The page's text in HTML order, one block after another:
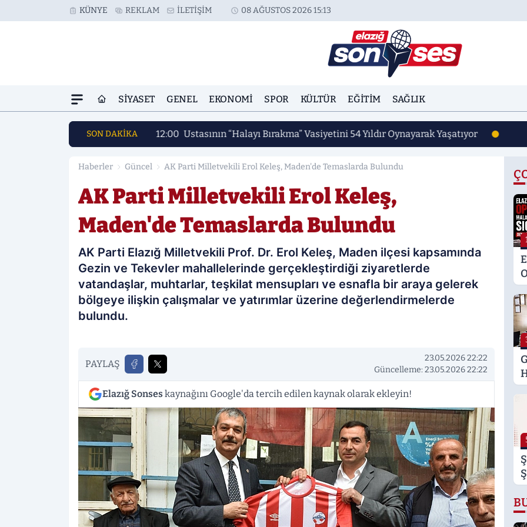
KÜNYE REKLAM İLETIŞIM 08 AĞUSTOS 2026 15:13
SIYASET GENEL EKONOMI SPOR KÜLTÜR EĞITIM SAĞLIK
SON DAKİKA 12:00 Ustasının “Halayı Bırakma” Vasiyetini 54 Yıldır Oynayarak Yaşatıyor
Haberler Güncel AK Parti Milletvekili Erol Keleş, Maden'de Temaslarda Bulundu
AK Parti Milletvekili Erol Keleş,
Maden'de Temaslarda Bulundu
AK Parti Elazığ Milletvekili Prof. Dr. Erol Keleş, Maden ilçesi kapsamında
Gezin ve Tekevler mahallelerinde gerçekleştirdiği ziyaretlerde
vatandaşlar, muhtarlar, teşkilat mensupları ve esnafla bir araya gelerek
bölgeye ilişkin çalışmalar ve yatırımlar üzerine değerlendirmelerde
bulundu.
PAYLAŞ
23.05.2026 22:22
Güncelleme: 23.05.2026 22:22
Elazığ Sonses kaynağını Google'da tercih edilen kaynak olarak ekleyin!